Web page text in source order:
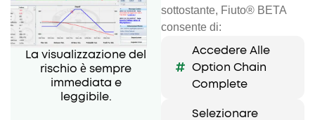
sottostante, Fiuto® BETA
consente di:
Accedere Alle
Option Chain
Complete
Selezionare
La visualizzazione del
rischio è sempre
immediata e
leggibile.